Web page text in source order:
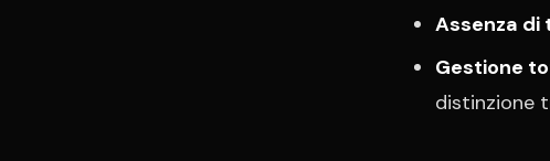
Assenza di
Gestione
distinzione